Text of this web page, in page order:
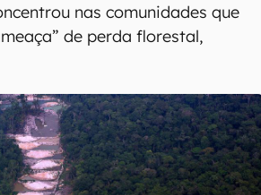
nas comunidades que
de perda florestal,